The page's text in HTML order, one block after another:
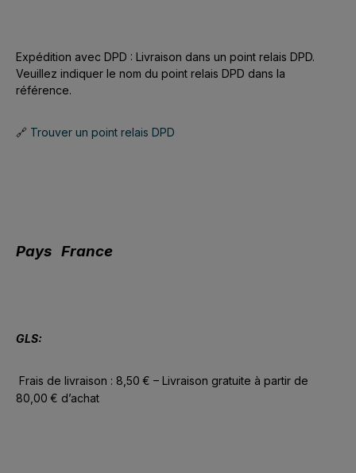
Expédition avec DPD : Livraison dans un point relais DPD.
Veuillez indiquer le nom du point relais DPD dans la
référence.
🔗 Trouver un point relais DPD
Pays France
GLS:
Frais de livraison : 8,50 € – Livraison gratuite à partir de
80,00 € d’achat